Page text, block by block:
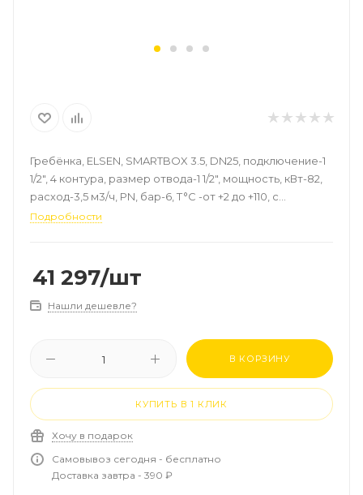
Гребёнка, ELSEN, SMARTBOX 3.5, DN25, подключение-1
1/2", 4 контура, размер отвода-1 1/2", мощность, кВт-82,
расход-3,5 м3/ч, PN, бар-6, T°C -от +2 до +110, с
теплоизоляцией
Подробности
41 297/шт
Нашли дешевле?
В КОРЗИНУ
КУПИТЬ В 1 КЛИК
Хочу в подарок
Самовывоз сегодня - бесплатно
Доставка завтра - 390 ₽